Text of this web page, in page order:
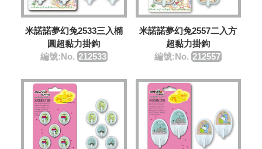
米諾諾夢幻兔2533三入橢
圓超黏力掛鉤
編號:No. 212533
米諾諾夢幻兔2557二入方
超黏力掛鉤
編號:No. 212557